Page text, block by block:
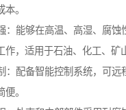
本。
：能够在高温、高湿、腐蚀
作，适用于石油、化工、矿
：配备智能控制系统，可远
。